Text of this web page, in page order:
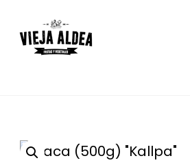
La Vieja Aldea
Tu Mercado Natural Cerca